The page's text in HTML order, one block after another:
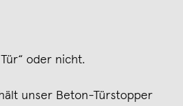
oder nicht.
unser Beton-Türstopper